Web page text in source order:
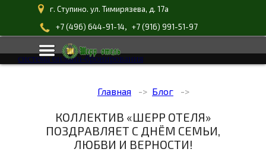
г. Ступино. ул. Тимирязева, д. 17а
+7 (496) 644-91-14, +7 (916) 991-51-97
система онлайн-бронирования
Главная Блог
КОЛЛЕКТИВ «ШЕРР ОТЕЛЯ»
ПОЗДРАВЛЯЕТ С ДНЁМ СЕМЬИ,
ЛЮБВИ И ВЕРНОСТИ!